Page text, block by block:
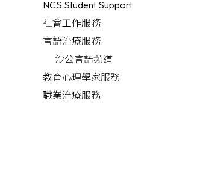
NCS Student Support
社會工作服務
言語治療服務
沙公言語頻道
教育心理學家服務
職業治療服務